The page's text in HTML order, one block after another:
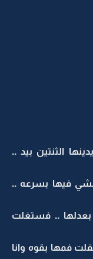
الثنتين بيد ..
امشي فيها بسرعه ..
.. فستغلت
فمها بقوه وانا